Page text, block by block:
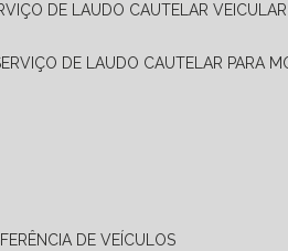
DE LAUDO CAUTELAR VEICULAR
SERVIÇO DE LAUDO CAUTELAR PARA
DE VEÍCULOS